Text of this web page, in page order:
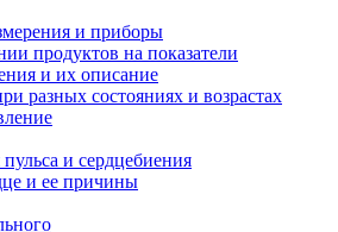
и приборы
продуктов на показатели
и их описание
разных состояниях и возрастах
и сердцебиения
и ее причины